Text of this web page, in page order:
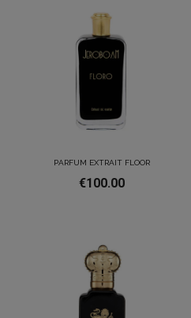
PARFUM EXTRAIT FLOOR
€100.00